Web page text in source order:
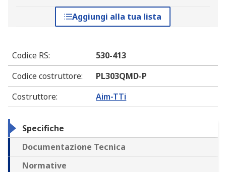
Aggiungi alla tua lista
Codice RS:
530-413
Codice costruttore:
PL303QMD-P
Costruttore: Aim-TTi
Specifiche
Documentazione Tecnica
Normative